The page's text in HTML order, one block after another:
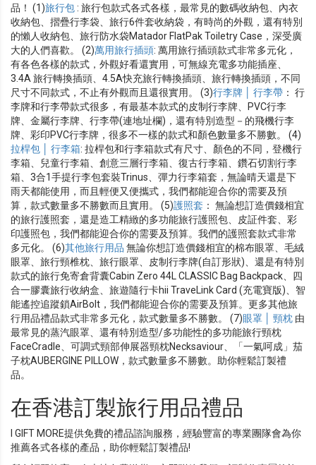
品！ (1)旅行包: 旅行包款式各式各樣，最常見的數碼收納包、內衣
收納包、摺疊行李袋、旅行6件套收納袋，有時尚的外觀，還有特別
的懶人收納包、旅行防水袋Matador FlatPak Toiletry Case，深受廣
大的人們喜歡。 (2)萬用旅行插頭: 萬用旅行插頭款式非常多元化，
有各色各樣的款式，外觀好看還實用，可無線充電多功能插座、
3.4A 旅行轉換插頭、4.5A快充旅行轉換插頭、旅行轉換插頭，不同
尺寸不同款式，不止有外觀而且還很實用。 (3)行李牌 │ 行李帶 ： 行
李牌和行李帶款式很多，有最基本款式的皮制行李牌、PVC行李
牌、金屬行李牌、行李帶(連地址欄)，還有特別造型－的飛機行李
牌、彩印PVC行李牌，很多不一樣的款式和顏色數量多不勝數。 (4)
拉桿包 │ 行李箱: 拉桿包和行李箱款式有尺寸、顏色的不同，登機行
李箱、兒童行李箱、創意三層行李箱、復古行李箱、鑽石切割行李
箱、3合1手提行李包套裝Trinus、彈力行李箱套，無論晴天還是下
雨天都能使用，而且輕便又便攜式，我們都能迎合你的需要及預
算，款式數量多不勝數而且實用。 (5)護照套 ： 無論想訂造價錢相宜
的旅行護照套，還是造工精緻的多功能旅行護照包、皮証件套、彩
印護照包，我們都能迎合你的需要及預算。我們的護照套款式非常
多元化。 (6)其他旅行用品 無論你想訂造價錢相宜的棉布眼罩、毛絨
眼罩、旅行頸椎枕、旅行眼罩、皮制行李牌(自訂形狀)、還是有特別
款式的旅行免寄倉背囊Cabin Zero 44L CLASSIC Bag Backpack、四
合一膠囊旅行收納盒、旅遊隨行卡hii TraveLink Card (充電寶版)、智
能遙控追蹤鎖AirBolt，我們都能迎合你的需要及預算。更多其他旅
行用品禮品款式非常多元化，款式數量多不勝數。 (7)眼罩 │ 頸枕 由
最常見的蒸汽眼罩、還有特別造型/多功能性的多功能旅行頸枕
FaceCradle、可調式頸部伸展器頸枕Necksaviour、「一氣呵成」茄
子枕AUBERGINE PILLOW，款式數量多不勝數。助你輕鬆訂製禮
品。
在香港訂製旅行用品禮品
I GIFT MORE提供免費的禮品諮詢服務，經驗豐富的專業團隊會為你
推薦各式各樣的產品，助你輕鬆訂製禮品!